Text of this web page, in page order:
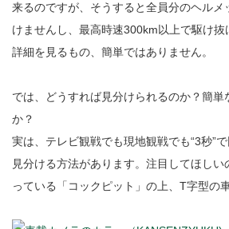
来るのですが、そうすると全員分のヘルメ
けませんし、最高時速300km以上で駆け
詳細を見るもの、簡単ではありません。
では、どうすれば見分けられるのか？簡単
か？
実は、テレビ観戦でも現地観戦でも“3秒”
見分ける方法があります。注目してほし
っている「コックピット」の上、T字型の